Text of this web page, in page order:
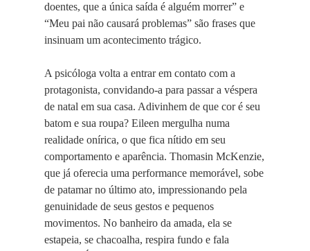
doentes, que a única saída é alguém morrer” e
“Meu pai não causará problemas” são frases que
insinuam um acontecimento trágico.
A psicóloga volta a entrar em contato com a
protagonista, convidando-a para passar a véspera
de natal em sua casa. Adivinhem de que cor é seu
batom e sua roupa? Eileen mergulha numa
realidade onírica, o que fica nítido em seu
comportamento e aparência. Thomasin McKenzie,
que já oferecia uma performance memorável, sobe
de patamar no último ato, impressionando pela
genuinidade de seus gestos e pequenos
movimentos. No banheiro da amada, ela se
estapeia, se chacoalha, respira fundo e fala